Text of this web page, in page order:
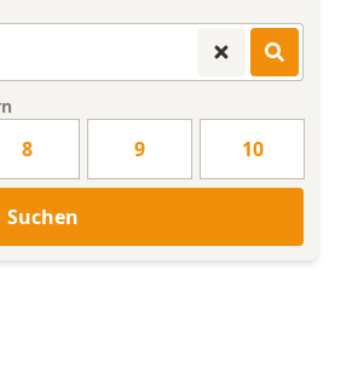
8 9 10
Suchen